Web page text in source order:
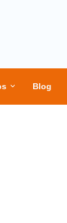
Blog